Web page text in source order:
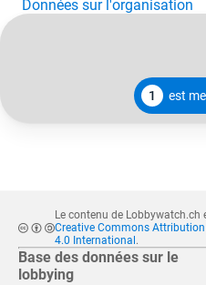
Données sur l'organisation
1 est
Le contenu de
Creative Commons
4.0 International .
Base des données sur le
lobbying